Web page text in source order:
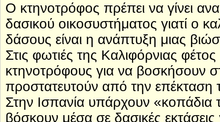
Ο κτηνοτρόφος πρέπει να γίνει
δασικού οικοσυστήματος γιατί ο
δάσους είναι η ανάπτυξη μιας
Στις φωτιές της Καλιφόρνιας
κτηνοτρόφους για να βοσκήσουν
προστατευτούν από την επέκταση
Στην Ισπανία υπάρχουν
βόσκουν μέσα σε δασικές